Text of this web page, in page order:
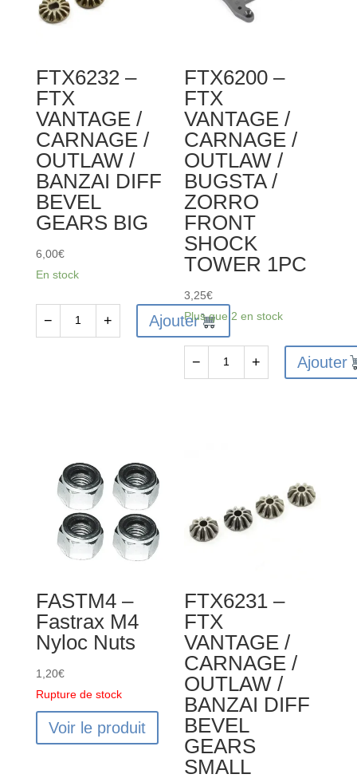
FTX6232 –
FTX
VANTAGE /
CARNAGE /
OUTLAW /
BANZAI DIFF
BEVEL
GEARS BIG
6,00€
En stock
CARNAGE
OUTLAW
BANZAI
BEVEL
GEARS
BIG
− + Ajouter
FTX6200 –
FTX
VANTAGE /
CARNAGE /
OUTLAW /
BUGSTA /
ZORRO
FRONT
SHOCK
TOWER 1PC
3,25€
Plus que 2 en stock
CARNAGE
BUGSTA
/
ZORRO
FRONT
SHOCK
TOWER
1PC
− + Ajouter
FASTM4 –
Fastrax M4
Nyloc Nuts
1,20€
Rupture de stock
Voir le produit
FTX6231 –
FTX
VANTAGE /
CARNAGE /
OUTLAW /
BANZAI DIFF
BEVEL
GEARS
SMALL